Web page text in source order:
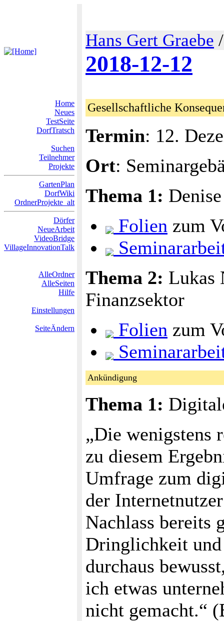
Hans Gert Graebe
2018-12-12
Home
Neues
TestSeite
DorfTratsch
Suchen
Teilnehmer
Projekte
GartenPlan
DorfWiki
OrdnerProjekte_alt
Dörfer
NeueArbeit
VideoBridge
VillageInnovationTalk
AlleOrdner
AlleSeiten
Hilfe
Einstellungen
SeiteÄndern
Gesellschaftliche
Termin: 12.
Ort:
Thema 1:
Folien zum
Thema 2: Lukas
Finanzsektor
Folien zum
Ankündigung
Thema 1:
„Die wenigstens
zu diesem
Umfrage zum
der
Nachlass bereits
Dringlichkeit und
durchaus
ich etwas
nicht gemacht.“